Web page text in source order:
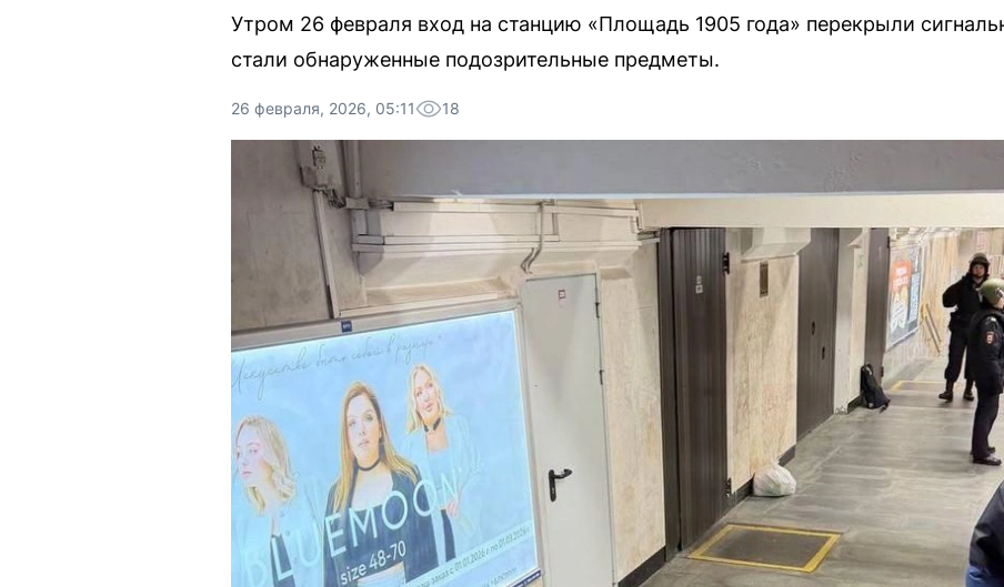
Утром 26 февраля вход на станцию «Площадь 1905 года» перекрыли
стали обнаруженные подозрительные предметы.
26 февраля, 2026, 05:11 18